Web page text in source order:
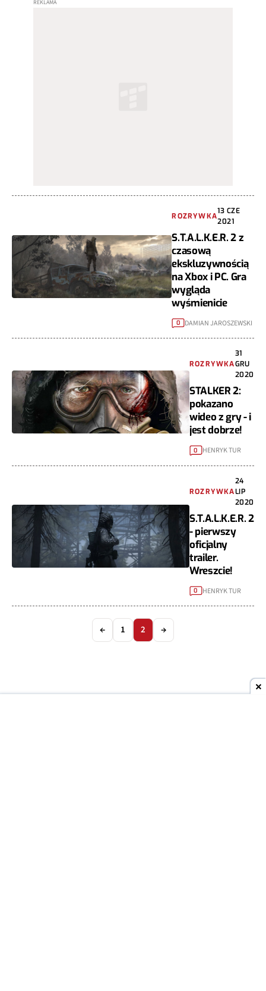
ROZRYWKA
13 CZE
2021
S.T.A.L.K.E.R. 2 z
czasową
ekskluzywnością
na Xbox i PC. Gra
wygląda
wyśmienicie
0 DAMIAN JAROSZEWSKI
ROZRYWKA
31
GRU
2020
STALKER 2:
pokazano
wideo z gry - i
jest dobrze!
0 HENRYK TUR
ROZRYWKA
24
LIP
2020
S.T.A.L.K.E.R. 2
- pierwszy
oficjalny
trailer.
Wreszcie!
0 HENRYK TUR
← 1 2 →